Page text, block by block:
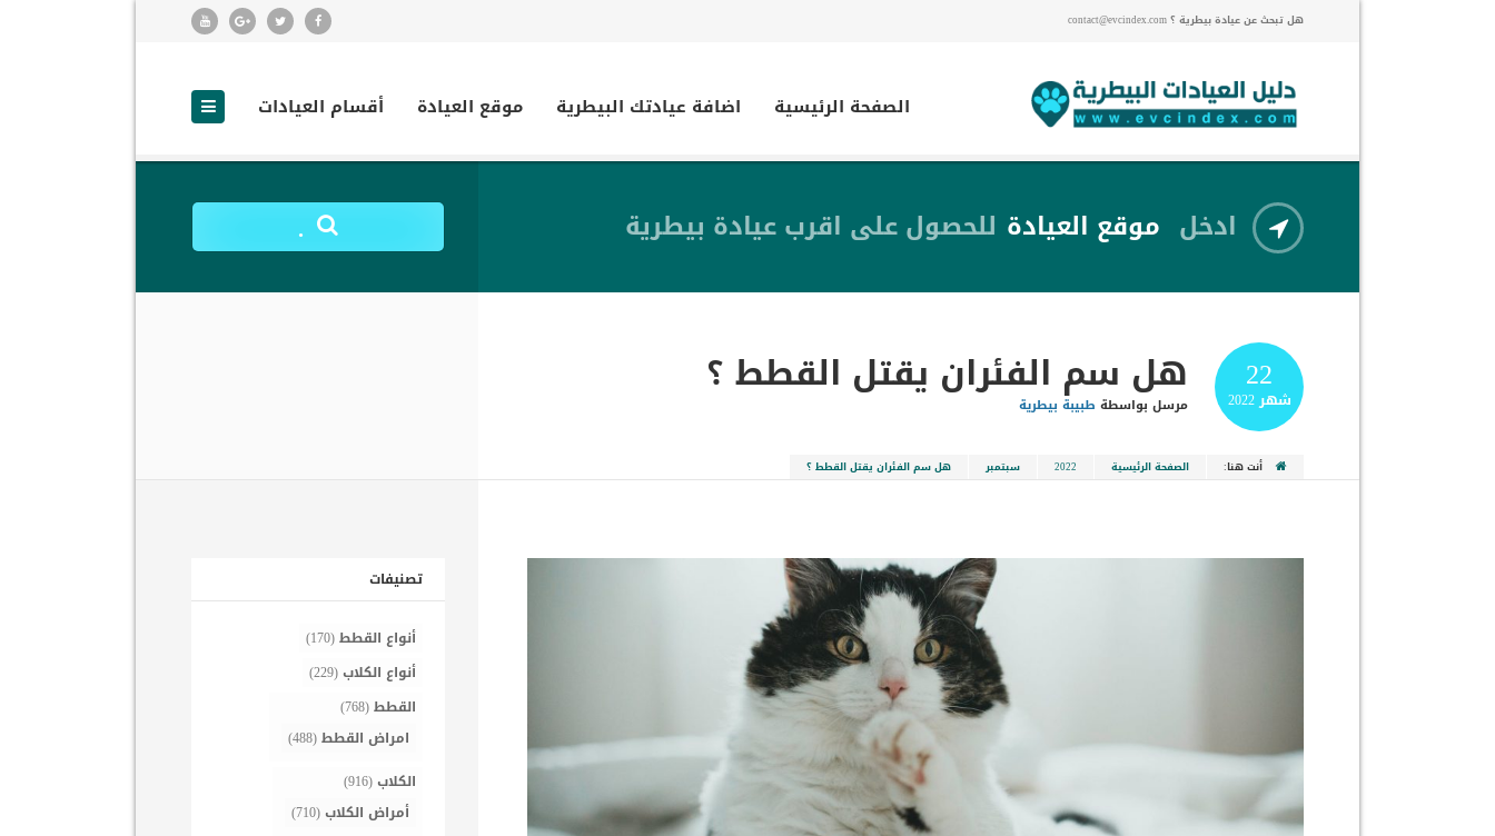
هل تبحث عن عيادة بيطرية ؟ contact@evcindex.com
الصفحة الرئيسية اضافة عيادتك البيطرية موقع العيادة أقسام العيادات
ادخل موقع العيادة للحصول على اقرب عيادة بيطرية .
22
شهر2022 هل سم الفئران يقتل القطط ؟
مرسل بواسطة طبيبة بيطرية
أنت هنا: الصفحة الرئيسية 2022 سبتمبر هل سم الفئران يقتل القطط ؟
تصنيفات
أنواع القطط(170)
أنواع الكلاب(229)
القطط(768)
امراض القطط(488)
الكلاب(916)
أمراض الكلاب(710)